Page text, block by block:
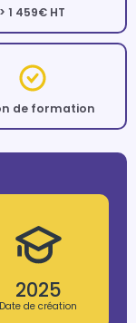
> 1 459€ HT
de formation
2025
Date de création